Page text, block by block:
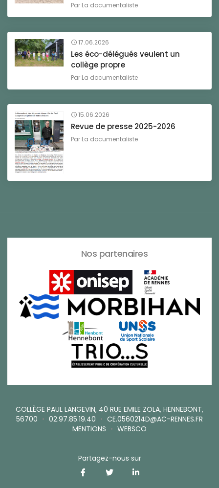
Par La documentaliste
17.06.2026
Les éco-délégués veulent un
collège propre
Par La documentaliste
15.06.2026
Revue de presse 2025-2026
Par La documentaliste
Nos partenaires
COLLÈGE PAUL LANGEVIN, 40 RUE EMILE ZOLA, HENNEBONT,
56700 • 02.97.85.19.40 • CE.0560214D@AC-RENNES.FR
MENTIONS • WEBSCO
Partagez-nous sur